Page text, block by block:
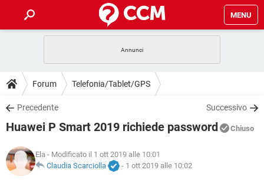
MENU
INTRATTENIMENTO ANDROID
iOS
INSTAGRAM WHATSAPP
TIKTOK
HARDWARE
GUIDE
COVID-19 GAMING
INSTAGRAM WHATSAPP
TIKTOK
DOWNLOAD
COVID-19 GAMING
INTRATTENIMENTO
iOS WINDOWS 10
COVID-19 GAMING
INTRATTENIMENTO
GLOSSARIO
Forum Telefonia/Tablet/GPS
Precedente Successivo
Huawei P Smart 2019 richiede password Chiuso
Ela - Modificato il 1 ott 2019 alle 10:01
Claudia Scarciolla
- 1 ott 2019 alle 10:02